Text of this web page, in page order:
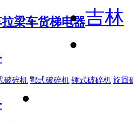
拉梁车货梯电器
破碎机 鄂式破碎机 锤式破碎机 旋回
吉林